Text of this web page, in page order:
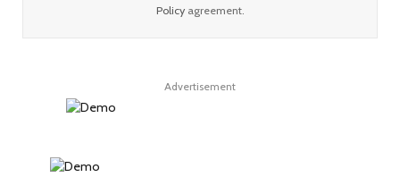
Policyagreement.
Advertisement